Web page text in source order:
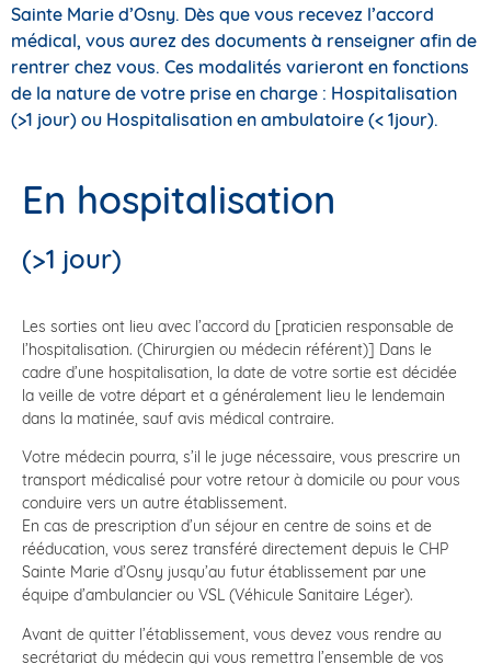
Sainte Marie d’Osny. Dès que vous recevez l’accord
médical, vous aurez des documents à renseigner afin de
rentrer chez vous. Ces modalités varieront en fonctions
de la nature de votre prise en charge : Hospitalisation
(>1 jour) ou Hospitalisation en ambulatoire (< 1jour).
En hospitalisation
(>1 jour)
Les sorties ont lieu avec l’accord du [praticien responsable de
l’hospitalisation. (Chirurgien ou médecin référent)] Dans le
cadre d’une hospitalisation, la date de votre sortie est décidée
la veille de votre départ et a généralement lieu le lendemain
dans la matinée, sauf avis médical contraire.
Votre médecin pourra, s’il le juge nécessaire, vous prescrire un
transport médicalisé pour votre retour à domicile ou pour vous
conduire vers un autre établissement.
En cas de prescription d’un séjour en centre de soins et de
rééducation, vous serez transféré directement depuis le CHP
Sainte Marie d’Osny jusqu’au futur établissement par une
équipe d’ambulancier ou VSL (Véhicule Sanitaire Léger).
Avant de quitter l’établissement, vous devez vous rendre au
secrétariat du médecin qui vous remettra l’ensemble de vos